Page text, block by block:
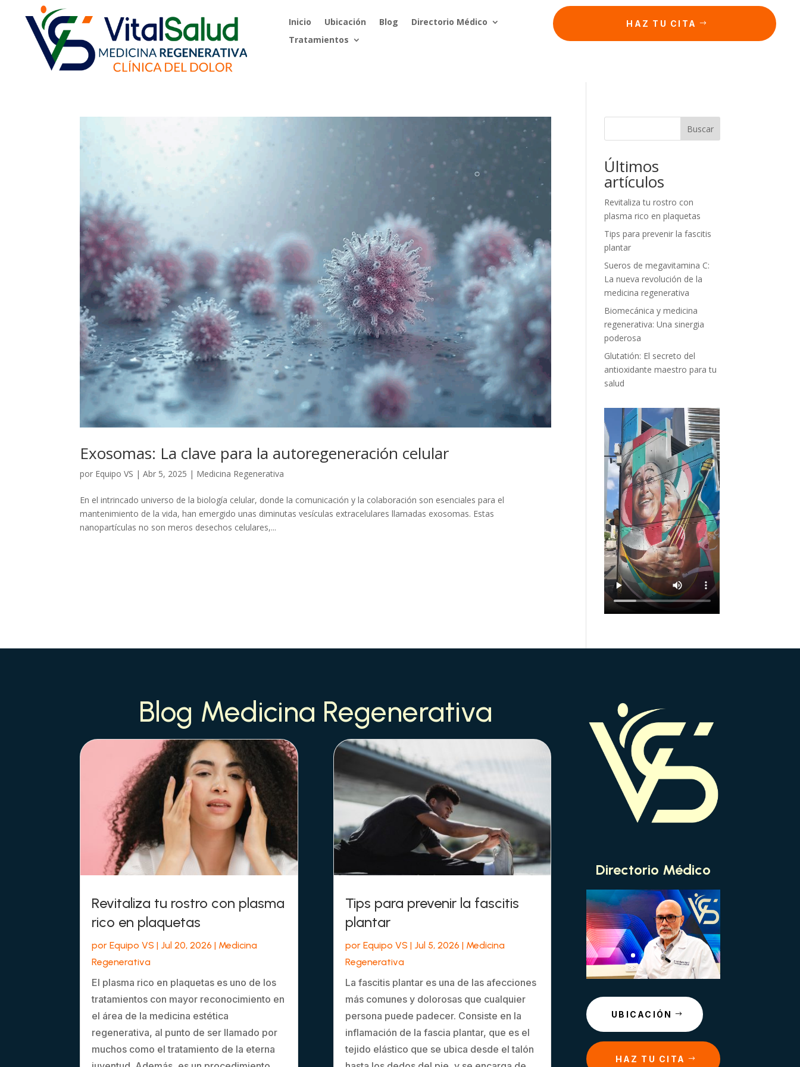
Inicio Ubicación Blog
Directorio Médico
Tratamientos
HAZ TU CITA
Exosomas: La clave para la autoregeneración celular
por Equipo VS |Abr 5, 2025 | Medicina Regenerativa
En el intrincado universo de la biología celular, donde la comunicación y la colaboración son esenciales para el
mantenimiento de la vida, han emergido unas diminutas vesículas extracelulares llamadas exosomas. Estas
nanopartículas no son meros desechos celulares,...
Buscar
Últimos
artículos
Revitaliza tu rostro con
plasma rico en plaquetas
Tips para prevenir la fascitis
plantar
Sueros de megavitamina C:
La nueva revolución de la
medicina regenerativa
Biomecánica y medicina
regenerativa: Una sinergia
poderosa
Glutatión: El secreto del
antioxidante maestro para tu
salud
Blog Medicina Regenerativa
Revitaliza tu rostro con plasma
rico en plaquetas
porEquipo VS | Jul 20, 2026 | Medicina
Regenerativa
El plasma rico en plaquetas es uno de los
tratamientos con mayor reconocimiento en
el área de la medicina estética
regenerativa, al punto de ser llamado por
muchos como el tratamiento de la eterna
Tips para prevenir la fascitis
plantar
por Equipo VS | Jul 5, 2026 | Medicina
Regenerativa
La fascitis plantar es una de las afecciones
más comunes y dolorosas que cualquier
persona puede padecer. Consiste en la
inflamación de la fascia plantar, que es el
tejido elástico que se ubica desde el talón
Directorio Médico
UBICACIÓN
HAZ TU CITA